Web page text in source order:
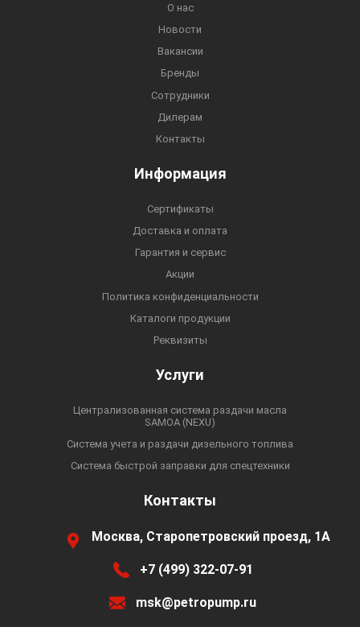
О нас
Новости
Вакансии
Бренды
Сотрудники
Дилерам
Контакты
Информация
Сертификаты
Доставка и оплата
Гарантия и сервис
Акции
Политика конфиденциальности
Каталоги продукции
Реквизиты
Услуги
Централизованная система раздачи масла
SAMOA (NEXU)
Система учета и раздачи дизельного топлива
Система быстрой заправки для спецтехники
Контакты
Москва, Старопетровский проезд, 1А
+7 (499) 322-07-91
msk@petropump.ru